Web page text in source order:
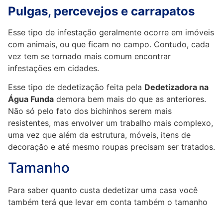
Pulgas, percevejos e carrapatos
Esse tipo de infestação geralmente ocorre em imóveis
com animais, ou que ficam no campo. Contudo, cada
vez tem se tornado mais comum encontrar
infestações em cidades.
Esse tipo de dedetização feita pela Dedetizadora na
Água Funda demora bem mais do que as anteriores.
Não só pelo fato dos bichinhos serem mais
resistentes, mas envolver um trabalho mais complexo,
uma vez que além da estrutura, móveis, itens de
decoração e até mesmo roupas precisam ser tratados.
Tamanho
Para saber quanto custa dedetizar uma casa você
também terá que levar em conta também o tamanho